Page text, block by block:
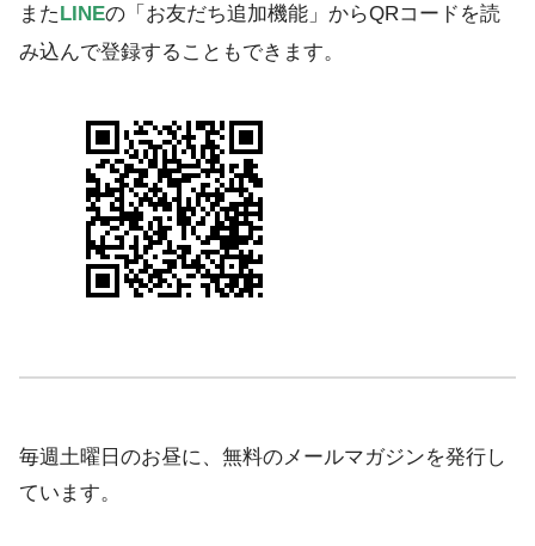
またLINEの「お友だち追加機能」からQRコードを読
み込んで登録することもできます。
毎週土曜日のお昼に、無料のメールマガジンを発行し
ています。